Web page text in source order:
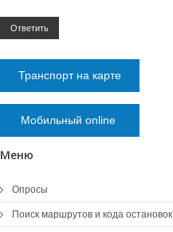
Ответить
Транспорт на карте
Мобильный online
Меню
Опросы
Поиск маршрутов и кода остановок